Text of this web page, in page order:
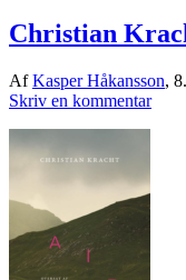
Christian
AfKasper Håkansson,
Skriv en kommentar